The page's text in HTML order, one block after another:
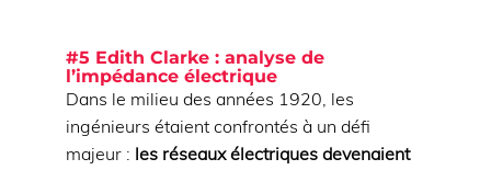
#5 Edith Clarke : analyse de
l’impédance électrique
Dans le milieu des années 1920, les
ingénieurs étaient confrontés à un défi
majeur : les réseaux électriques devenaient